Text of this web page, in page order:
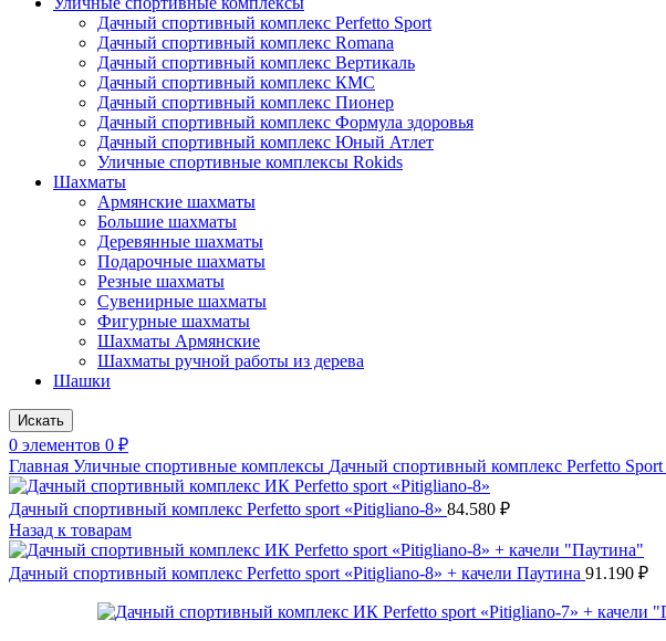
Дачный спортивный комплекс Perfetto Sport
Дачный спортивный комплекс Romana
Дачный спортивный комплекс Вертикаль
Дачный спортивный комплекс КМС
Дачный спортивный комплекс Пионер
Дачный спортивный комплекс Формула здоровья
Дачный спортивный комплекс Юный Атлет
Уличные спортивные комплексы Rokids
Шахматы
Армянские шахматы
Большие шахматы
Деревянные шахматы
Подарочные шахматы
Резные шахматы
Сувенирные шахматы
Фигурные шахматы
Шахматы Армянские
Шахматы ручной работы из дерева
Шашки
Искать
0 элементов 0 ₽
Главная Уличные спортивные комплексы Дачный спортивный комплекс Perfetto Sport
Дачный спортивный комплекс Perfetto sport «Pitigliano-8» 84.580 ₽
Назад к товарам
Дачный спортивный комплекс Perfetto sport «Pitigliano-8» + качели Паутина 91.190 ₽